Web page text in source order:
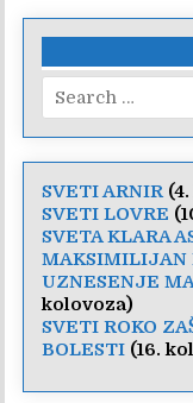
Search
for:
SVETI ARNIR
SVETI LOVRE
SVETA KLARA
MAKSIMILIJAN
UZNESENJE
kolovoza)
SVETI ROKO
BOLESTI (16.